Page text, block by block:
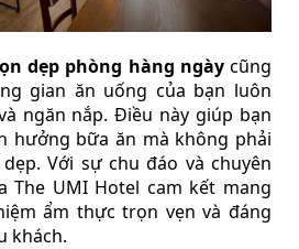
dẹp phòng hàng ngàycũng
gian ăn uống của bạn luôn
ngăn nắp. Điều này giúp bạn
hưởng bữa ăn mà không phải
Với sự chu đáo và chuyên
The UMI Hotel cam kết mang
ẩm thực trọn vẹn và đáng
khách.